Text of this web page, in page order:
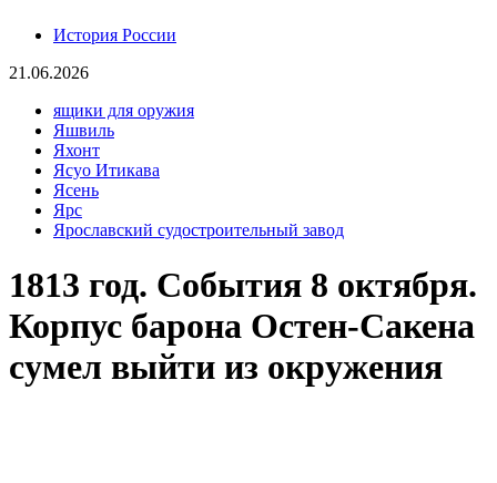
История России
21.06.2026
ящики для оружия
Яшвиль
Яхонт
Ясуо Итикава
Ясень
Ярс
Ярославский судостроительный завод
1813 год. События 8 октября.
Корпус барона Остен-Сакена
сумел выйти из окружения